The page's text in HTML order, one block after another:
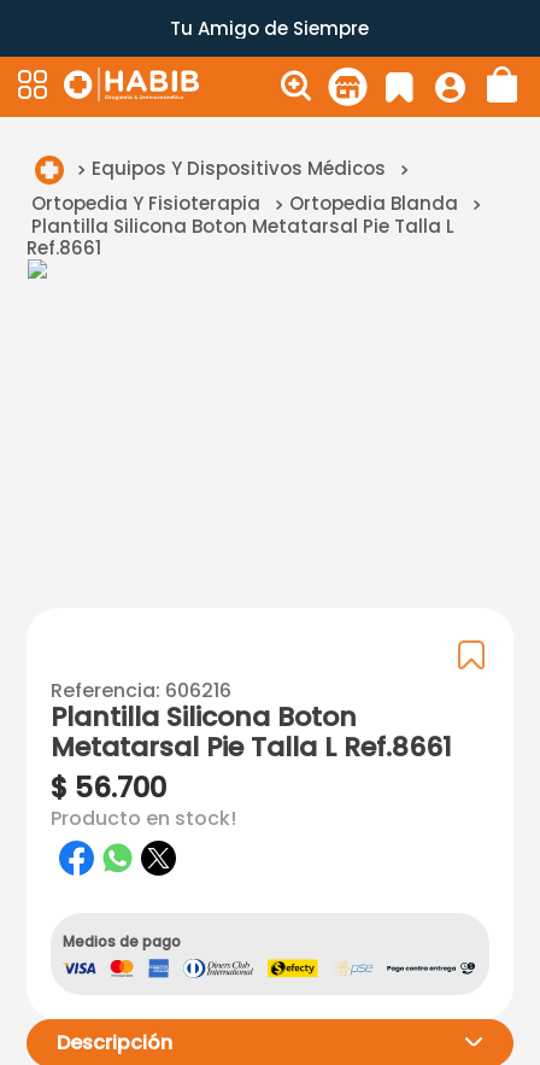
Tu Amigo de Siempre
Equipos Y Dispositivos Médicos
Ortopedia Y Fisioterapia
Ortopedia Blanda
Plantilla Silicona Boton Metatarsal Pie Talla L
Ref.8661
Referencia: 606216
Plantilla Silicona Boton
Metatarsal Pie Talla L Ref.8661
$ 56.700
Producto en stock!
Medios de pago
Descripción